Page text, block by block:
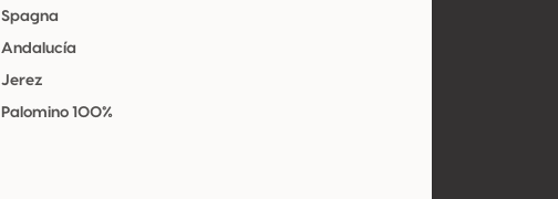
Spagna
Andalucía
Jerez
Palomino 100%